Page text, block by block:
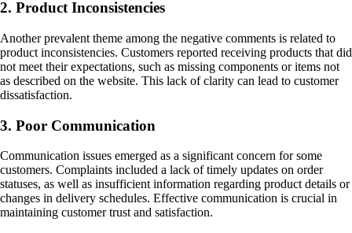
2. Product Inconsistencies
Another prevalent theme among the negative comments is related to
product inconsistencies. Customers reported receiving products that did
not meet their expectations, such as missing components or items not
as described on the website. This lack of clarity can lead to customer
dissatisfaction.
3. Poor Communication
Communication issues emerged as a significant concern for some
customers. Complaints included a lack of timely updates on order
statuses, as well as insufficient information regarding product details or
changes in delivery schedules. Effective communication is crucial in
maintaining customer trust and satisfaction.